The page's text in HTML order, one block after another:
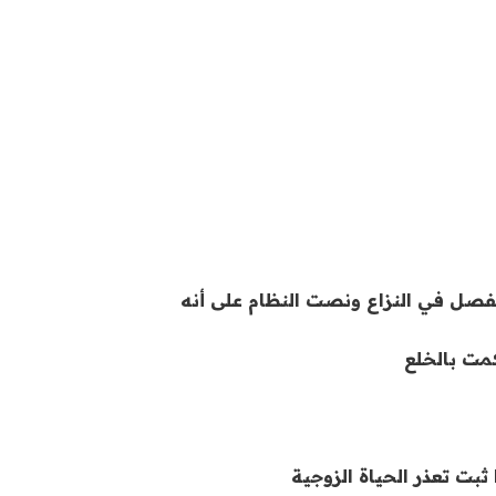
في النزاع ونصت النظام على أنه
بالخلع
تعذر الحياة الزوجية